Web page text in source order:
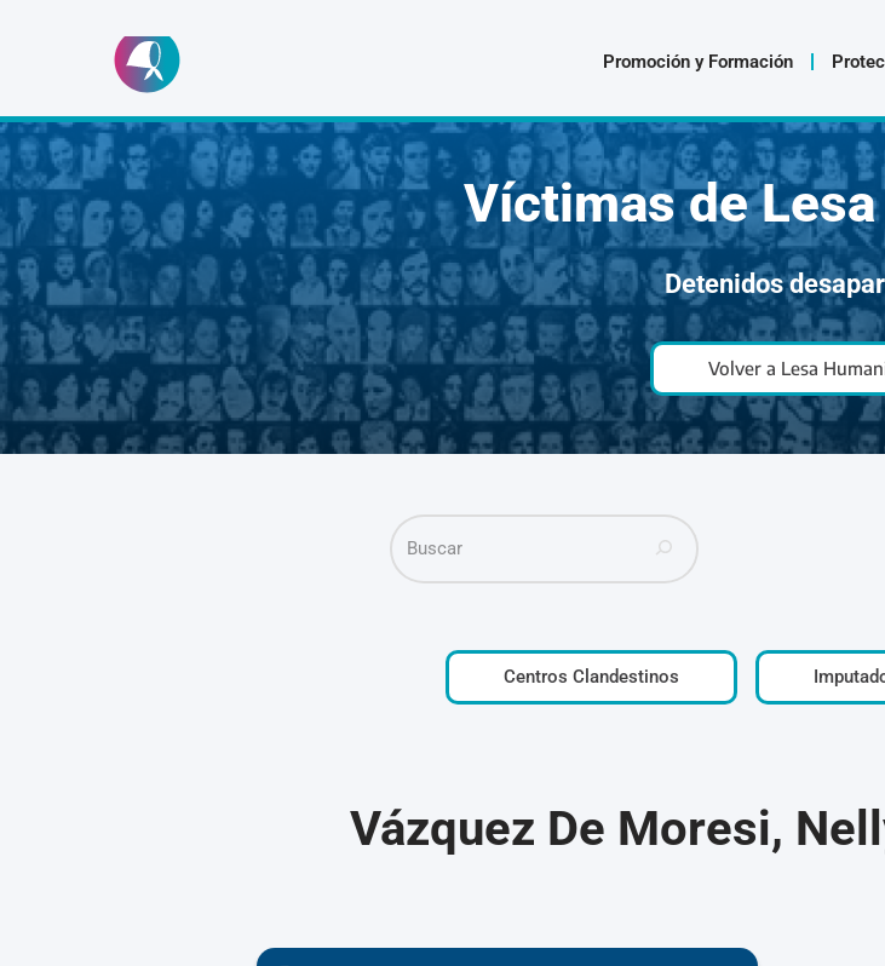
al
contenido
Promoción y Formación
Víctimas de
Detenidos
Volver a Lesa
Centros Clandestinos
Vázquez De Moresi,